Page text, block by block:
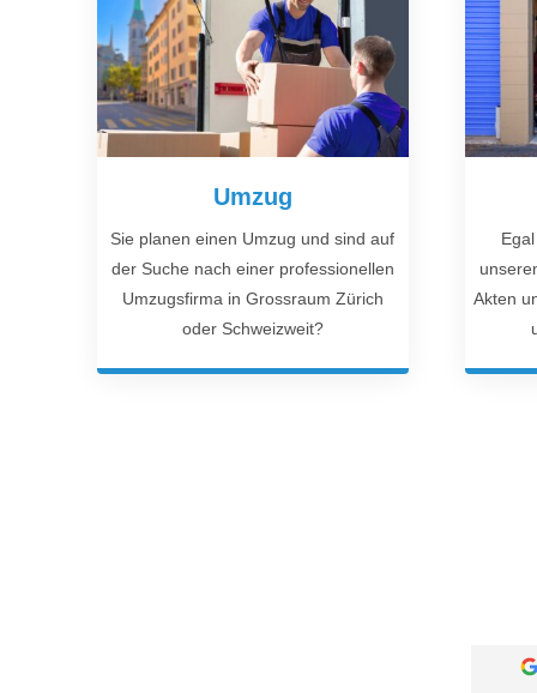
Umzug
Sie planen einen Umzug und sind auf
der Suche nach einer professionellen
Umzugsfirma in Grossraum Zürich
oder Schweizweit?
Akten